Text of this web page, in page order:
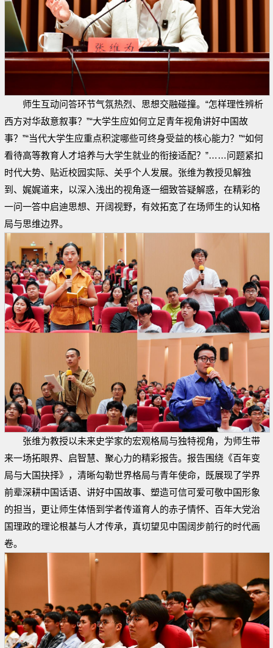
师生互动问答环节气氛热烈、思想交融碰撞。“怎样理性辨析
西方对华敌意叙事？”“大学生应如何立足青年视角讲好中国故
事？”“当代大学生应重点积淀哪些可终身受益的核心能力？”“如何
看待高等教育人才培养与大学生就业的衔接适配？”……问题紧扣
时代大势、贴近校园实际、关乎个人发展。张维为教授见解独
到、娓娓道来，以深入浅出的视角逐一细致答疑解惑，在精彩的
一问一答中启迪思想、开阔视野，有效拓宽了在场师生的认知格
局与思维边界。
张维为教授以未来史学家的宏观格局与独特视角，为师生带
来一场拓眼界、启智慧、聚心力的精彩报告。报告围绕《百年变
局与大国抉择》，清晰勾勒世界格局与青年使命，既展现了学界
前辈深耕中国话语、讲好中国故事、塑造可信可爱可敬中国形象
的担当，更让师生体悟到学者传道育人的赤子情怀、百年大党治
国理政的理论根基与人才传承，真切望见中国阔步前行的时代画
卷。